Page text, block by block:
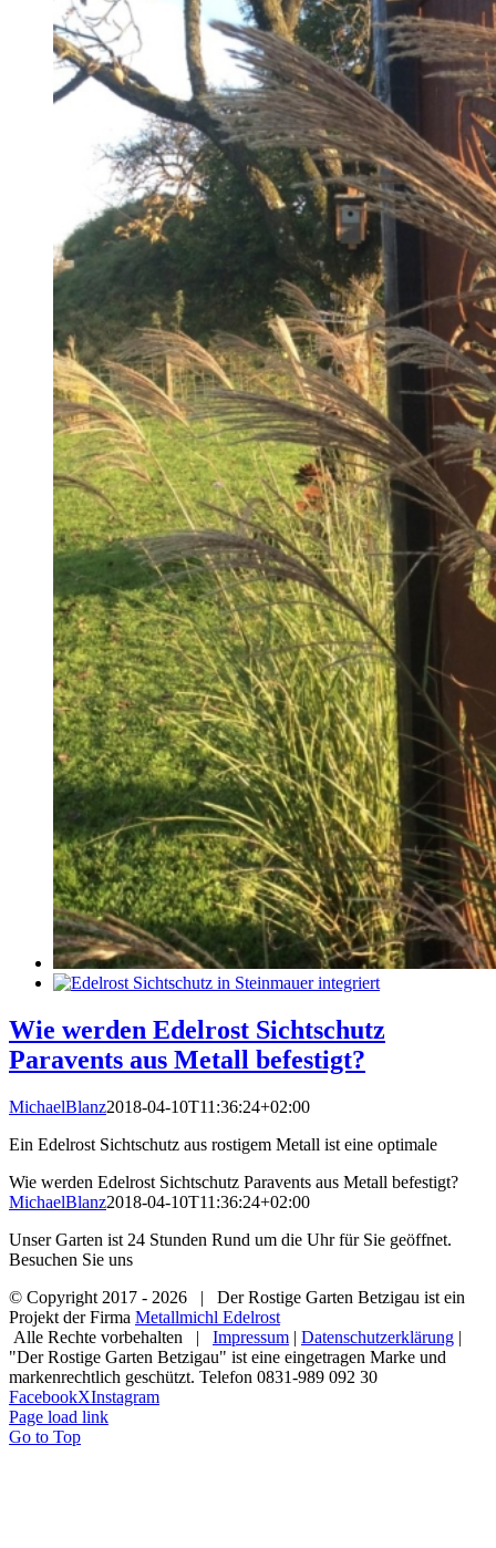
Wie werden Edelrost Sichtschutz
Paravents aus Metall befestigt?
MichaelBlanz2018-04-10T11:36:24+02:00
Ein Edelrost Sichtschutz aus rostigem Metall ist eine optimale
Wie werden Edelrost Sichtschutz Paravents aus Metall befestigt?
MichaelBlanz2018-04-10T11:36:24+02:00
Unser Garten ist 24 Stunden Rund um die Uhr für Sie geöffnet.
Besuchen Sie uns
© Copyright 2017 - 2026 | Der Rostige Garten Betzigau ist ein
Projekt der Firma Metallmichl Edelrost
Alle Rechte vorbehalten | Impressum | Datenschutzerklärung |
"Der Rostige Garten Betzigau" ist eine eingetragen Marke und
markenrechtlich geschützt. Telefon 0831-989 092 30
FacebookXInstagram
Page load link
Go to Top